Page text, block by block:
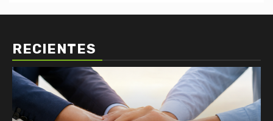
RECIENTES
Economía: Noticias
Emprendimiento y Negocios